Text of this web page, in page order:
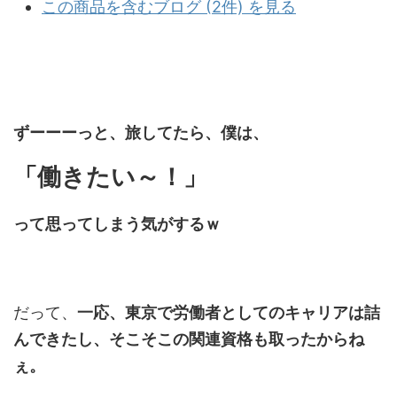
この商品を含むブログ (2件) を見る
ずーーーっと、旅してたら、僕は、
「働きたい～！」
って思ってしまう気がするｗ
だって、 一応、東京で労働者としてのキャリアは詰
んできたし、そこそこの関連資格も取ったからね
ぇ。